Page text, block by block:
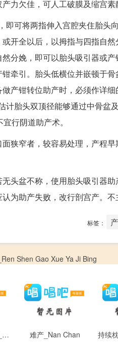
力欠佳，可人工破膜及缩宫素
即可将两指伸入宫腔夹住胎头
开全以后，以拇指与四指自
分娩，即可以胎头吸引器或
牵引。胎头低横位并嵌顿于
产钳转位助产时，必须作详
计胎头双顶径能够通过中骨盆
行阴道助产术。
狭窄者，较容易处理，产程
头盆不称，使用胎头吸引器
为助产失败，改行剖宫产。
标签：
Shen Gao Xue Ya Ji Bing
骨产道异常性难产_Gu Chan Dao Yi Chang Xing Nan Chan 难产_Nan Chan